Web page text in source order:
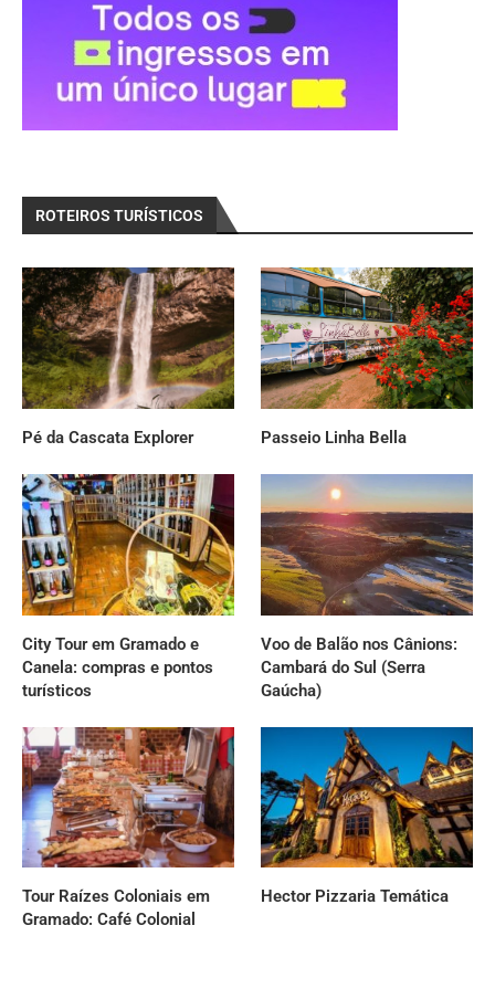
ROTEIROS TURÍSTICOS
Pé da Cascata Explorer Passeio Linha Bella
City Tour em Gramado e
Canela: compras e pontos
turísticos
Voo de Balão nos Cânions:
Cambará do Sul (Serra
Gaúcha)
Tour Raízes Coloniais em
Gramado: Café Colonial
Hector Pizzaria Temática